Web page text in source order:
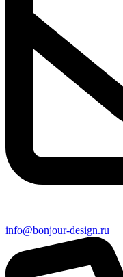
info@bonjour-design.ru